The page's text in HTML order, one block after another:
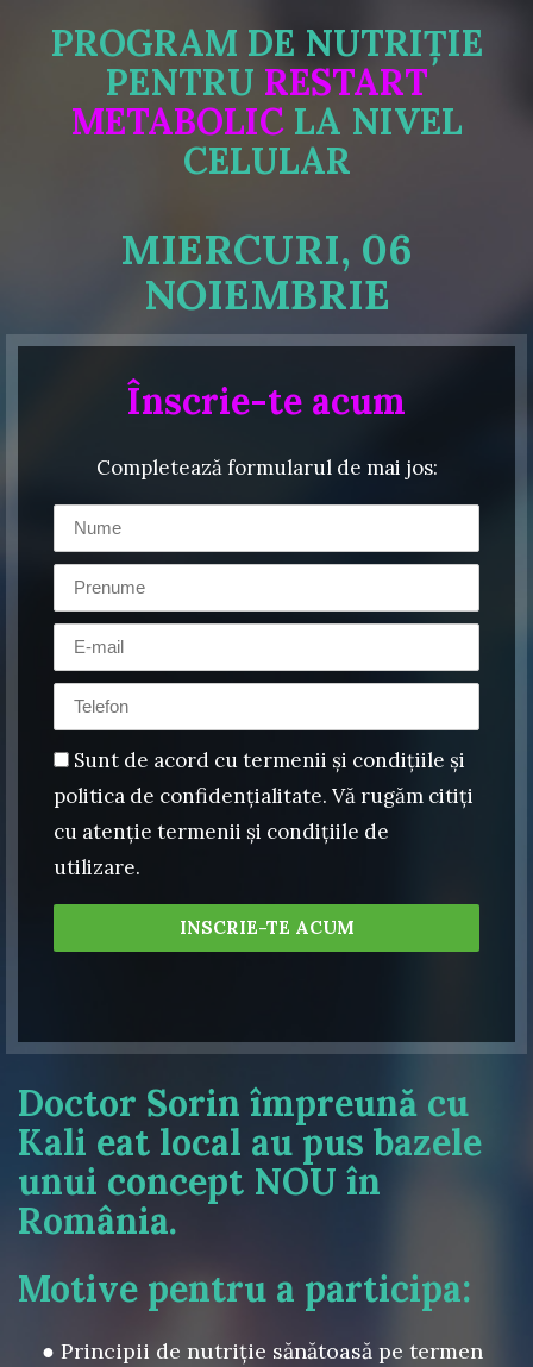
PROGRAM DE NUTRIȚIE
PENTRU RESTART
METABOLICLA NIVEL
CELULAR
MIERCURI, 06
NOIEMBRIE
Înscrie-te acum
Completează formularul de mai jos:
Sunt de acord cu termenii şi condiţiile şi
politica de confidenţialitate. Vă rugăm citiţi
cu atenţie termenii şi condiţiile de
utilizare.
Doctor Sorin împreună cu
Kali eat local au pus bazele
unui concept NOU în
România.
Motive pentru a participa:
● Principii de nutriție sănătoasă pe termen